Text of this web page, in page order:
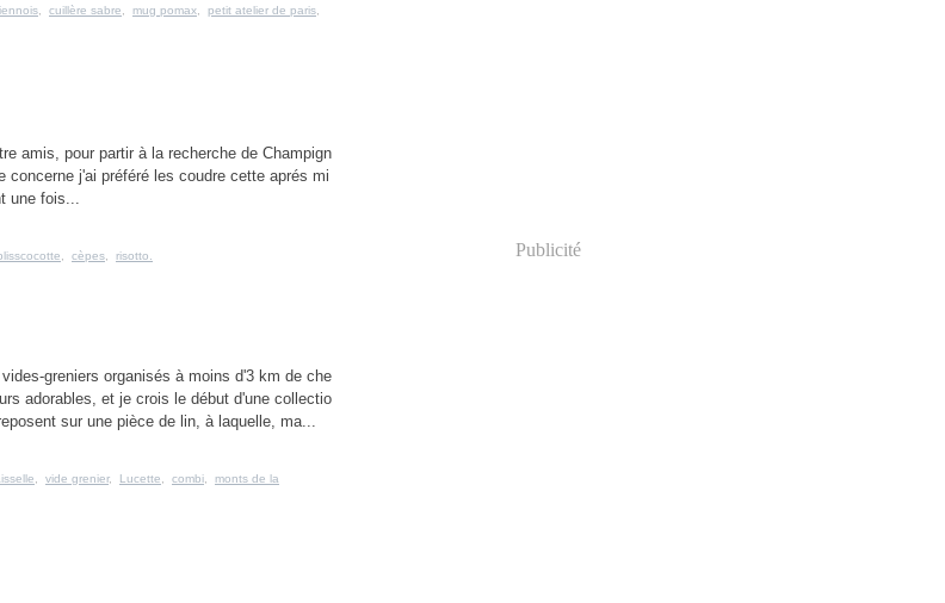
cuillère sabre mug pomax petit atelier de paris
amis, pour partir à la recherche de Champign
j'ai préféré les coudre cette aprés mi
une fois...
cèpes risotto.
greniers organisés à moins d'3 km de che
adorables, et je crois le début d'une collectio
sur une pièce de lin, à laquelle, ma...
vide grenier, Lucette combi
monts de la
Publicité